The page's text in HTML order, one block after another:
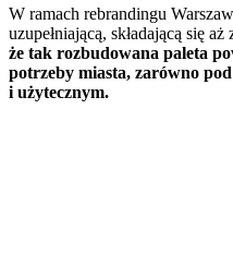
W ramach rebrandingu
uzupełniającą, składającą się
że tak rozbudowana paleta
potrzeby miasta, zarówno
i użytecznym.